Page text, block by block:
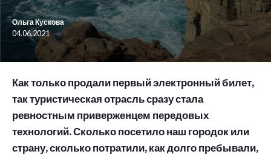
Ольга Кускова
04.06.2021
Как только продали первый электронный билет,
так туристическая отрасль сразу стала
ревностным приверженцем передовых
технологий. Сколько посетило наш городок или
страну, сколько потратили, как долго пребывали,